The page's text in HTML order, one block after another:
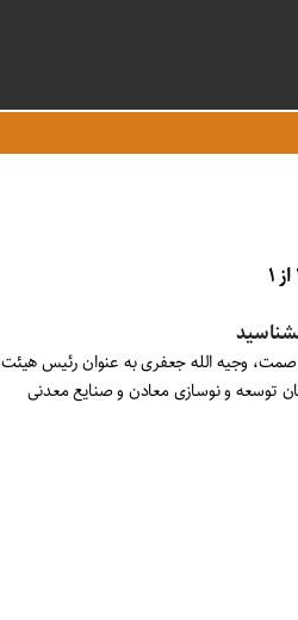
وجیه الله جعفری به عنوان رئیس هیئت
توسعه و نوسازی معادن و صنایع معدنی